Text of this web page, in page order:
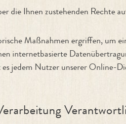
die Ihnen zustehenden Rechte
Maßnahmen ergriffen, um
internetbasierte
jedem Nutzer unserer Online-